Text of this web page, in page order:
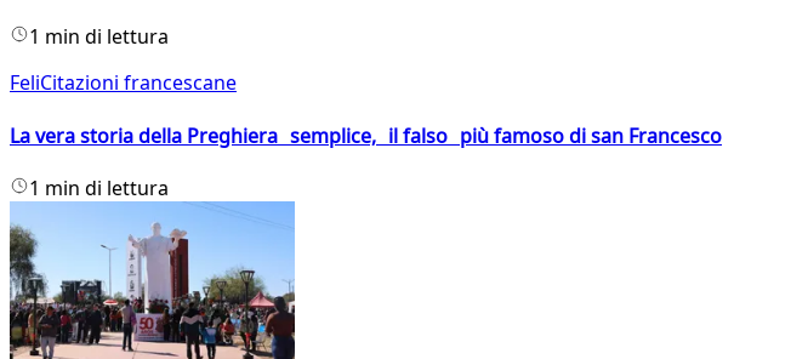
1 min di lettura
FeliCitazioni francescane
La vera storia della Preghiera semplice, il falso più famoso di san Francesco
1 min di lettura